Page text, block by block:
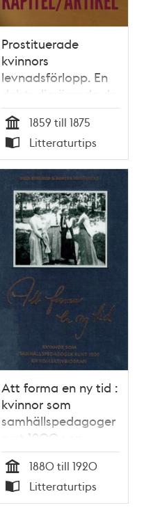
Prostituerade
kvinnors
levnadsförlopp. En
delstudierörande de
kvinnor som varit
registrerade av
Stockholms
Prostitutionspolis
mellan åren 1859-
1875 / Gunilla
Johansson
Tid
1859 till 1875
Typ
Litteraturtips
Att forma en ny tid :
kvinnor som
samhällspedagoger
runt 1900 : en
kollektivbiografi /
Boel Englund (red)
Tid
1880 till 1920
Typ
Litteraturtips